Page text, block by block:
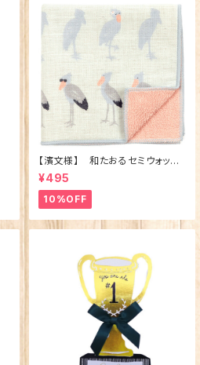
【濱文様】 和たおるセミウォッシ
ュ ごきげんハシビロコウ (日本
製)
¥495
10%OFF